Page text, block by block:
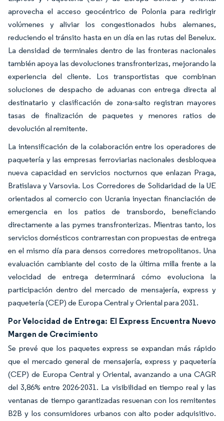
aprovecha el acceso geocéntrico de Polonia para redirigir
volúmenes y aliviar los congestionados hubs alemanes,
reduciendo el tránsito hasta en un día en las rutas del Benelux.
La densidad de terminales dentro de las fronteras nacionales
también apoya las devoluciones transfronterizas, mejorando la
experiencia del cliente. Los transportistas que combinan
soluciones de despacho de aduanas con entrega directa al
destinatario y clasificación de zona-salto registran mayores
tasas de finalización de paquetes y menores ratios de
devolución al remitente.
La intensificación de la colaboración entre los operadores de
paquetería y las empresas ferroviarias nacionales desbloquea
nueva capacidad en servicios nocturnos que enlazan Praga,
Bratislava y Varsovia. Los Corredores de Solidaridad de la UE
orientados al comercio con Ucrania inyectan financiación de
emergencia en los patios de transbordo, beneficiando
directamente a las pymes transfronterizas. Mientras tanto, los
servicios domésticos contrarrestan con propuestas de entrega
en el mismo día para densos corredores metropolitanos. Una
evaluación cambiante del costo de la última milla frente a la
velocidad de entrega determinará cómo evoluciona la
participación dentro del mercado de mensajería, express y
paquetería (CEP) de Europa Central y Oriental para 2031.
Por Velocidad de Entrega: El Express Encuentra Nuevo
Margen de Crecimiento
Se prevé que los paquetes express se expandan más rápido
que el mercado general de mensajería, express y paquetería
(CEP) de Europa Central y Oriental, avanzando a una CAGR
del 3,86% entre 2026-2031. La visibilidad en tiempo real y las
ventanas de tiempo garantizadas resuenan con los remitentes
B2B y los consumidores urbanos con alto poder adquisitivo.